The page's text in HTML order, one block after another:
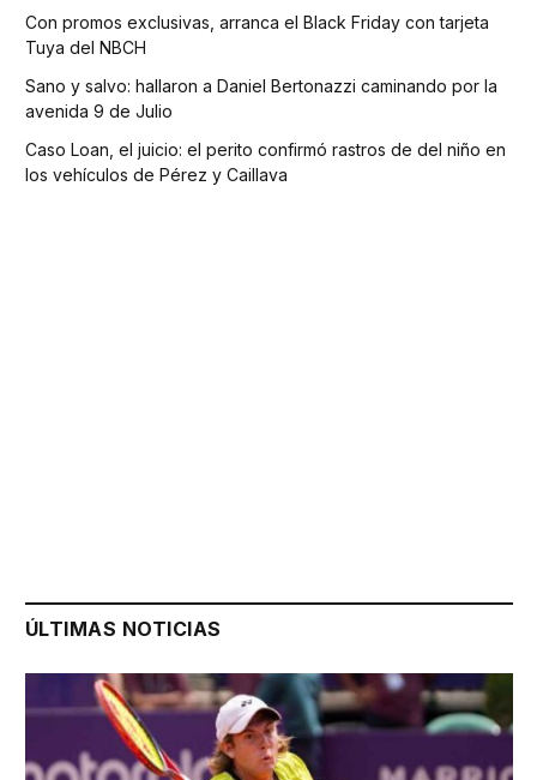
Con promos exclusivas, arranca el Black Friday con tarjeta
Tuya del NBCH
Sano y salvo: hallaron a Daniel Bertonazzi caminando por la
avenida 9 de Julio
Caso Loan, el juicio: el perito confirmó rastros de del niño en
los vehículos de Pérez y Caillava
ÚLTIMAS NOTICIAS